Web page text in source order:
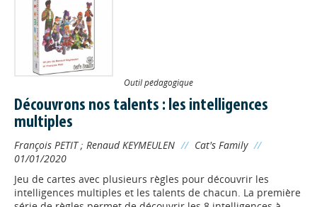
Outil pédagogique
Découvrons nos talents : les intelligences
multiples
François PETIT; Renaud KEYMEULEN // Cat's Family //
01/01/2020
Jeu de cartes avec plusieurs règles pour découvrir les
intelligences multiples et les talents de chacun. La première